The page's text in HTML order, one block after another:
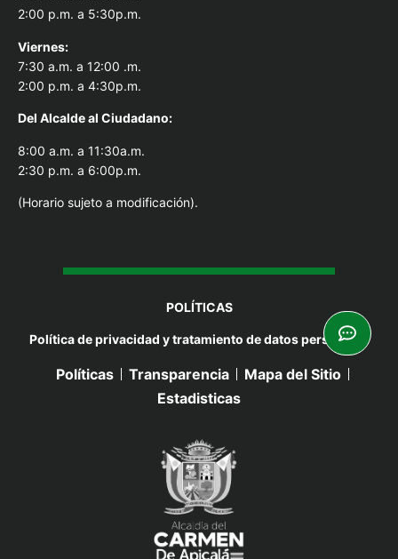
2:00 p.m. a 5:30p.m.
Viernes:
7:30 a.m. a 12:00 .m.
2:00 p.m. a 4:30p.m.
Del Alcalde al Ciudadano:
8:00 a.m. a 11:30a.m.
2:30 p.m. a 6:00p.m.
(Horario sujeto a modificación).
POLÍTICAS
Política de privacidad y tratamiento de datos personales
Políticas Transparencia
Mapa del Sitio
Estadisticas